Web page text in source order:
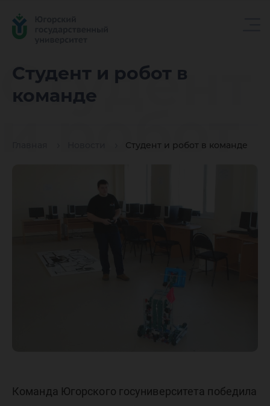
Студент и робот в
команде
Студент и робот в команде
Студент
и робот
команде
Команда Югорского госуниверситета победила